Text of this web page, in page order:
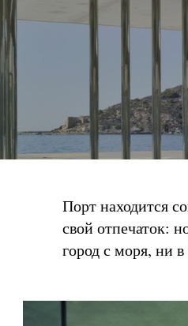
Порт находится
свой отпечаток:
город с моря, ни